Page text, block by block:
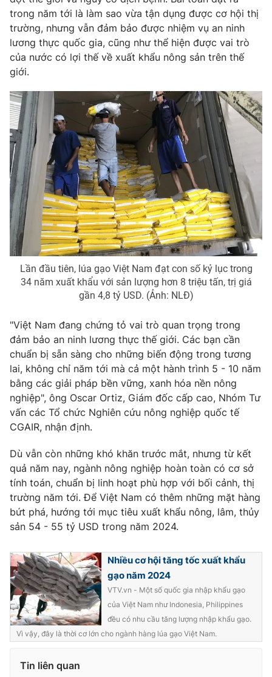
trong năm tới là làm sao vừa tận dụng được cơ hội thị
trường, nhưng vẫn đảm bảo được nhiệm vụ an ninh
lương thực quốc gia, cũng như thể hiện được vai trò
của nước có lợi thế về xuất khẩu nông sản trên thế
giới.
Lần đầu tiên, lúa gạo Việt Nam đạt con số kỷ lục trong
34 năm xuất khẩu với sản lượng hơn 8 triệu tấn, trị giá
gần 4,8 tỷ USD. (Ảnh: NLĐ)
"Việt Nam đang chứng tỏ vai trò quan trọng trong
đảm bảo an ninh lương thực thế giới. Các bạn cần
chuẩn bị sẵn sàng cho những biến động trong tương
lai, không chỉ năm tới mà cả một hành trình 5 - 10 năm
bằng các giải pháp bền vững, xanh hóa nền nông
nghiệp", ông Oscar Ortiz, Giám đốc cấp cao, Nhóm Tư
vấn các Tổ chức Nghiên cứu nông nghiệp quốc tế
CGAIR, nhận định.
Dù vẫn còn những khó khăn trước mắt, nhưng từ kết
quả năm nay, ngành nông nghiệp hoàn toàn có cơ sở
tính toán, chuẩn bị linh hoạt phù hợp với bối cảnh, thị
trường năm tới. Để Việt Nam có thêm những mặt hàng
bứt phá, hướng tới mục tiêu xuất khẩu nông, lâm, thủy
sản 54 - 55 tỷ USD trong năm 2024.
Nhiều cơ hội tăng tốc xuất khẩu
gạo năm 2024
VTV.vn - Một số quốc gia nhập khẩu gạo
của Việt Nam như Indonesia, Philippines
đều có nhu cầu tăng lượng nhập khẩu gạo.
Vì vậy, đây là thời cơ lớn cho ngành hàng lúa gạo Việt Nam.
Tin liên quan